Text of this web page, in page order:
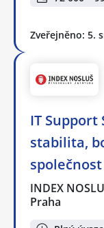
Zveřejněno: 5.
IT Support
stabilita,
společnost
INDEX
Praha